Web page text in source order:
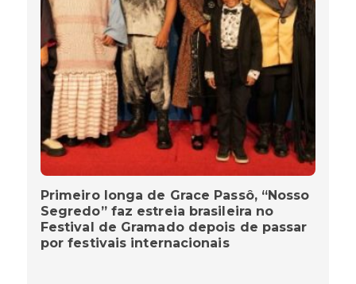
Primeiro longa de Grace Passô, “Nosso
Segredo” faz estreia brasileira no
Festival de Gramado depois de passar
por festivais internacionais